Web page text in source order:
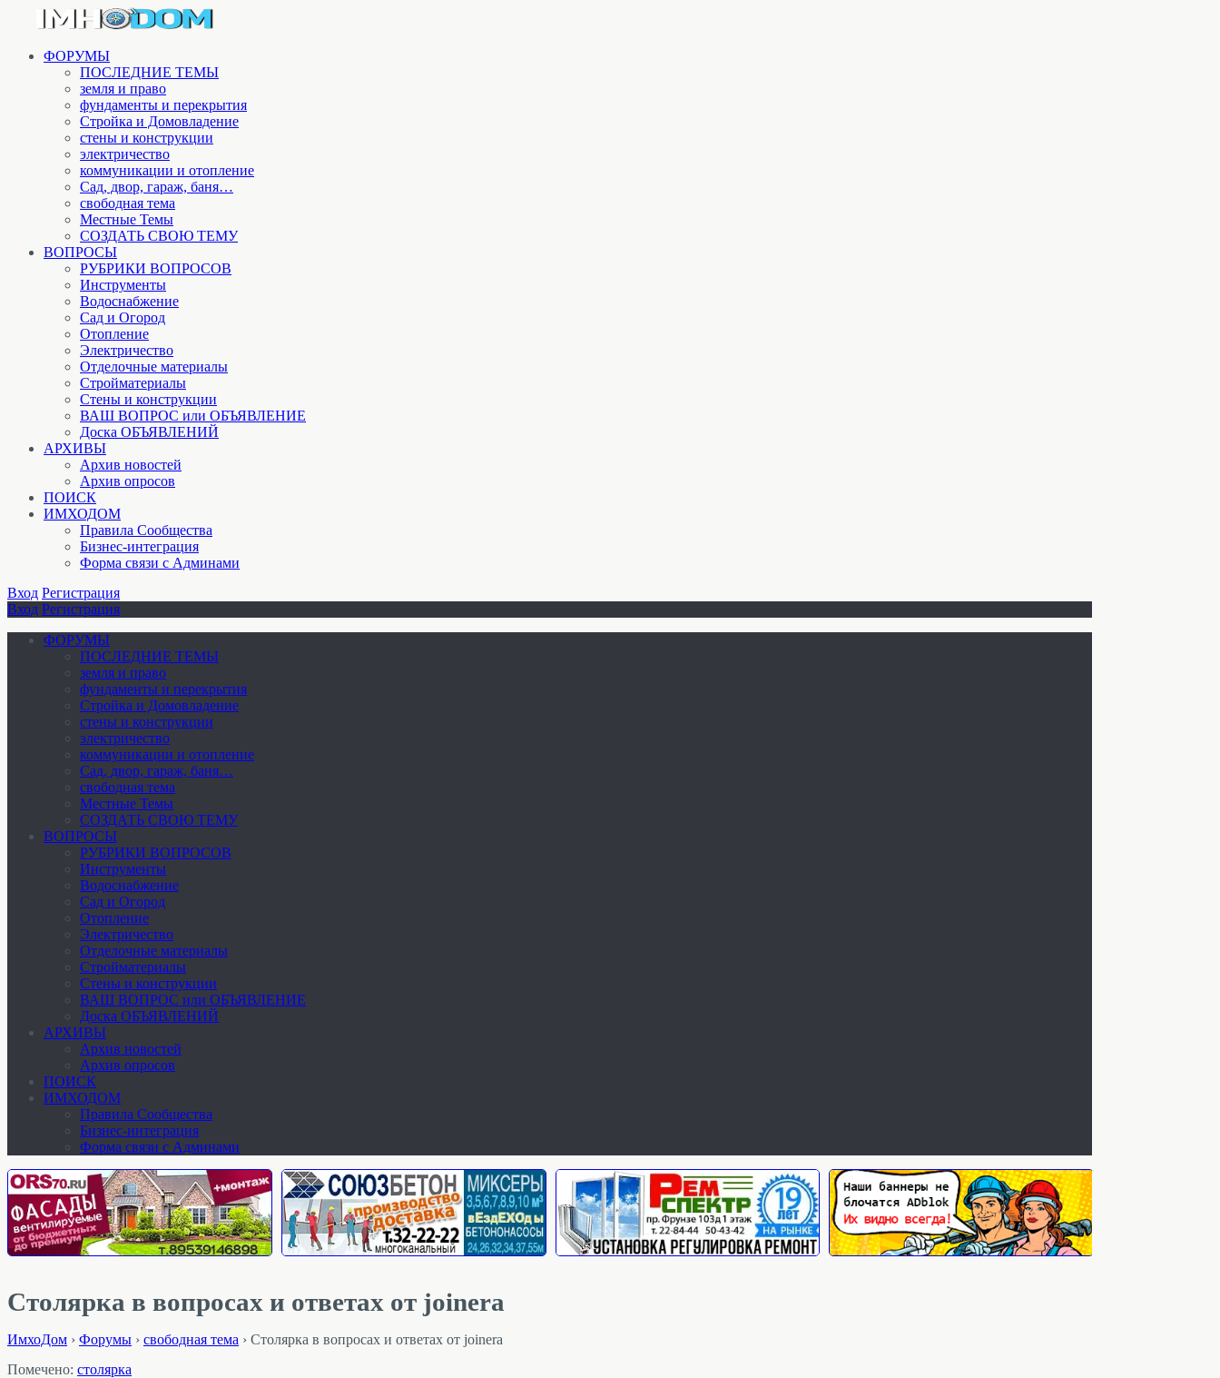
ФОРУМЫ
ПОСЛЕДНИЕ ТЕМЫ
земля и право
фундаменты и перекрытия
Стройка и Домовладение
стены и конструкции
электричество
коммуникации и отопление
Cад, двор, гараж, баня…
свободная тема
Местные Темы
СОЗДАТЬ СВОЮ ТЕМУ
ВОПРОСЫ
РУБРИКИ ВОПРОСОВ
Инструменты
Водоснабжение
Сад и Огород
Отопление
Электричество
Отделочные материалы
Стройматериалы
Стены и конструкции
ВАШ ВОПРОС или ОБЪЯВЛЕНИЕ
Доска ОБЪЯВЛЕНИЙ
АРХИВЫ
Архив новостей
Архив опросов
ПОИСК
ИМХОДОМ
Правила Сообщества
Бизнес-интеграция
Форма связи с Админами
Вход Регистрация
Вход Регистрация
ФОРУМЫ
ПОСЛЕДНИЕ ТЕМЫ
земля и право
фундаменты и перекрытия
Стройка и Домовладение
стены и конструкции
электричество
коммуникации и отопление
Cад, двор, гараж, баня…
свободная тема
Местные Темы
СОЗДАТЬ СВОЮ ТЕМУ
ВОПРОСЫ
РУБРИКИ ВОПРОСОВ
Инструменты
Водоснабжение
Сад и Огород
Отопление
Электричество
Отделочные материалы
Стройматериалы
Стены и конструкции
ВАШ ВОПРОС или ОБЪЯВЛЕНИЕ
Доска ОБЪЯВЛЕНИЙ
АРХИВЫ
Архив новостей
Архив опросов
ПОИСК
ИМХОДОМ
Правила Сообщества
Бизнес-интеграция
Форма связи с Админами
Столярка в вопросах и ответах от joinerа
ИмхоДом › Форумы › свободная тема › Столярка в вопросах и ответах от joinerа
Помечено: столярка